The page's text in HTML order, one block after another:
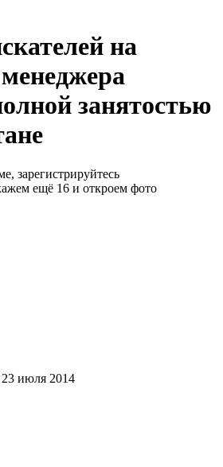
на
занятостью
зарегистрируйтесь
ещё 16 и откроем фото
23 июля 2014